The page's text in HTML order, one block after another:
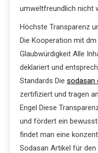
umweltfreundlich nicht
Höchste Transparenz
Die Kooperation mit
Glaubwürdigkeit Alle
deklariert und
Standards Die sodasan
zertifiziert und tragen
Engel Diese
und fördert ein
findet man eine
Sodasan Artikel für den